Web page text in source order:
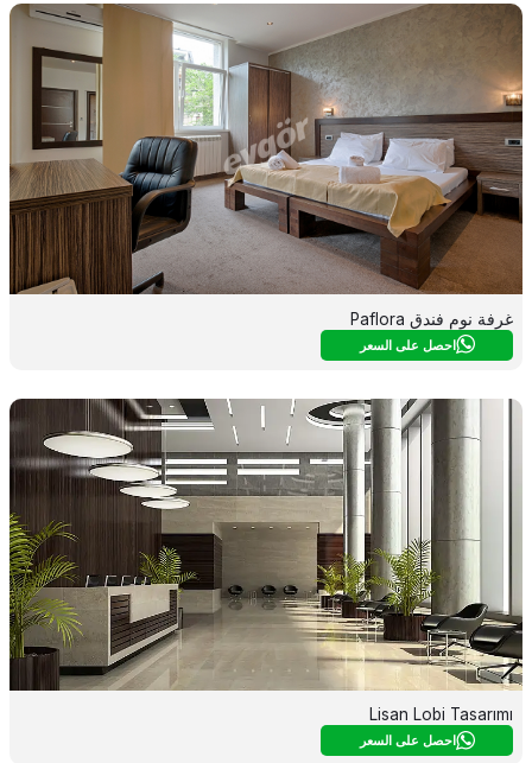
غرفة نوم فندق Paflora
احصل على السعر
Lisan Lobi Tasarımı
احصل على السعر